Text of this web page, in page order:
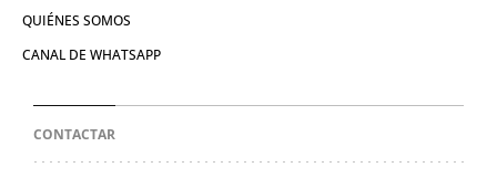
QUIÉNES SOMOS
CANAL DE WHATSAPP
CONTACTAR